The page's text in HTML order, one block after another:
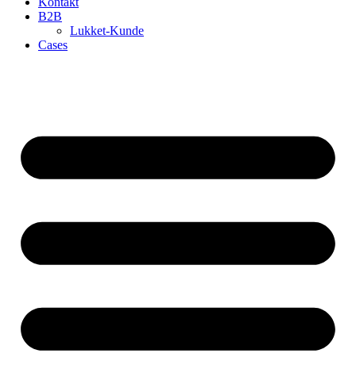
B2B
Lukket-Kunde
Cases